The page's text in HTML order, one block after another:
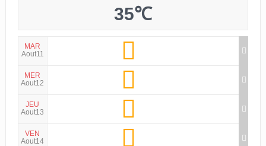
35℃
MAR
Aout11
MER
Aout12
JEU
Aout13
VEN
Aout14